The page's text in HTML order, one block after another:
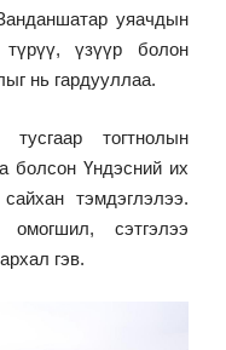
уяачдын
үзүүр болон
нь гардууллаа.
тогтнолын
болсон Үндэсний их
тэмдэглэлээ.
сэтгэлээ
гэв.